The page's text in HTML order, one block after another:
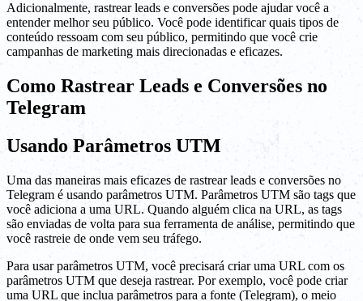
Adicionalmente, rastrear leads e conversões pode ajudar você a
entender melhor seu público. Você pode identificar quais tipos de
conteúdo ressoam com seu público, permitindo que você crie
campanhas de marketing mais direcionadas e eficazes.
Como Rastrear Leads e Conversões no
Telegram
Usando Parâmetros UTM
Uma das maneiras mais eficazes de rastrear leads e conversões no
Telegram é usando parâmetros UTM. Parâmetros UTM são tags que
você adiciona a uma URL. Quando alguém clica na URL, as tags
são enviadas de volta para sua ferramenta de análise, permitindo que
você rastreie de onde vem seu tráfego.
Para usar parâmetros UTM, você precisará criar uma URL com os
parâmetros UTM que deseja rastrear. Por exemplo, você pode criar
uma URL que inclua parâmetros para a fonte (Telegram), o meio